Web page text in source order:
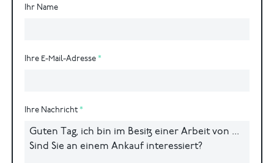
Ihr Name
Ihre E-Mail-Adresse
Ihre Nachricht